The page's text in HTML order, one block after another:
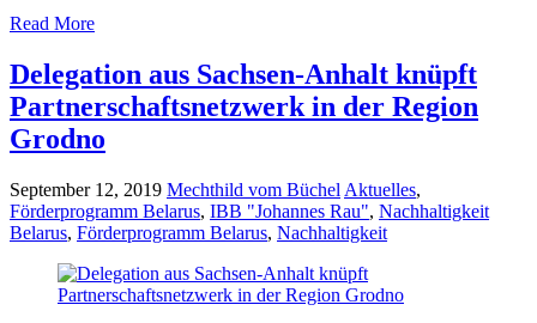
Read More
Delegation aus Sachsen-Anhalt knüpft
Partnerschaftsnetzwerk in der Region
Grodno
September 12, 2019 Mechthild vom Büchel Aktuelles,
Förderprogramm Belarus, IBB "Johannes Rau", Nachhaltigkeit
Belarus, Förderprogramm Belarus, Nachhaltigkeit